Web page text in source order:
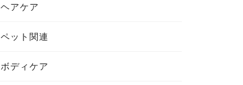
ヘアケア
ペット関連
ボディケア